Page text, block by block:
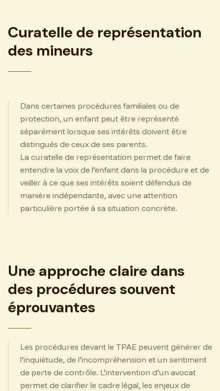
Curatelle de représentation
des mineurs
Dans certaines procédures familiales ou de
protection, un enfant peut être représenté
séparément lorsque ses intérêts doivent être
distingués de ceux de ses parents.
La curatelle de représentation permet de faire
entendre la voix de l’enfant dans la procédure et de
veiller à ce que ses intérêts soient défendus de
manière indépendante, avec une attention
particulière portée à sa situation concrète.
Une approche claire dans
des procédures souvent
éprouvantes
Les procédures devant le TPAE peuvent générer de
l’inquiétude, de l’incompréhension et un sentiment
de perte de contrôle. L’intervention d’un avocat
permet de clarifier le cadre légal, les enjeux de